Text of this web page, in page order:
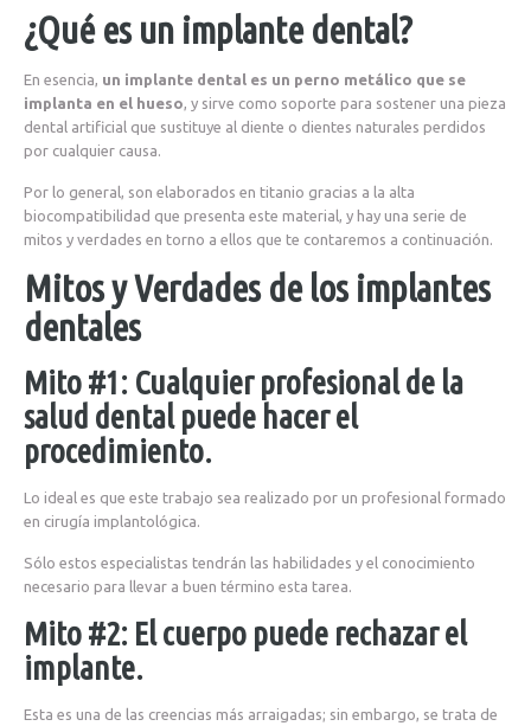
¿Qué es un implante dental?
En esencia, un implante dental es un perno metálico que se
implanta en el hueso, y sirve como soporte para sostener una pieza
dental artificial que sustituye al diente o dientes naturales perdidos
por cualquier causa.
Por lo general, son elaborados en titanio gracias a la alta
biocompatibilidad que presenta este material, y hay una serie de
mitos y verdades en torno a ellos que te contaremos a continuación.
Mitos y Verdades de los implantes
dentales
Mito #1: Cualquier profesional de la
salud dental puede hacer el
procedimiento.
Lo ideal es que este trabajo sea realizado por un profesional formado
en cirugía implantológica.
Sólo estos especialistas tendrán las habilidades y el conocimiento
necesario para llevar a buen término esta tarea.
Mito #2: El cuerpo puede rechazar el
implante.
Esta es una de las creencias más arraigadas; sin embargo, se trata de